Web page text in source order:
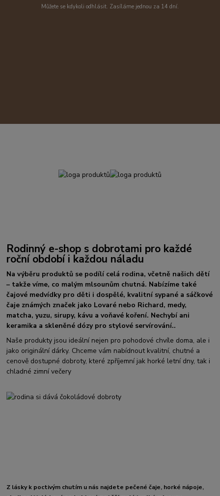
Můžete se kdykoli odhlásit. Zasíláme jednou za 14 dní.
Rodinný e-shop s dobrotami pro každé
roční období i každou náladu
Na výběru produktů se podílí celá rodina, včetně našich dětí
– takže víme, co malým mlsounům chutná. Nabízíme také
čajové medvídky pro děti i dospělé, kvalitní sypané a sáčkové
čaje známých značek jako Lovaré nebo Richard, medy,
matcha, yuzu, sirupy, kávu a voňavé koření. Nechybí ani
keramika a skleněné dózy pro stylové servírování..
Naše produkty jsou ideální nejen pro pohodové chvíle doma, ale i
jako originální dárky. Chceme vám nabídnout kvalitní, chutné a
cenově dostupné dobroty, které zpříjemní jak horké letní dny, tak i
chladné zimní večery
Z lásky k poctivým chutím u nás najdete pečené čaje, horké nápoje,